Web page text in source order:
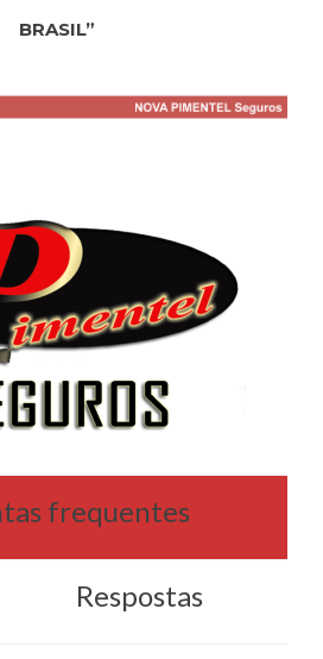
BRASIL”
frequentes
Respostas